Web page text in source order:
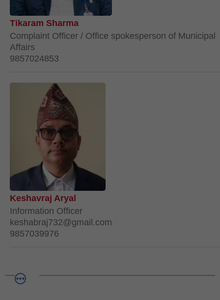
Tikaram Sharma
Complaint Officer / Office spokesperson of Municipal
Affairs
9857024853
Keshavraj Aryal
Information Officer
keshabraj732@gmail.com
9857039976